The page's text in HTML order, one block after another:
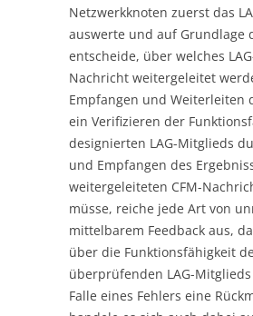
Netzwerkknoten zuerst das
auswerte und auf Grundlage
entscheide, über welches
Nachricht weitergeleitet
Empfangen und Weiterleiten
ein Verifizieren der
designierten LAG-Mitglieds
und Empfangen des
weitergeleiteten CFM-
müsse, reiche jede Art von
mittelbarem Feedback aus,
über die Funktionsfähigkeit
überprüfenden LAG-
Falle eines Fehlers eine